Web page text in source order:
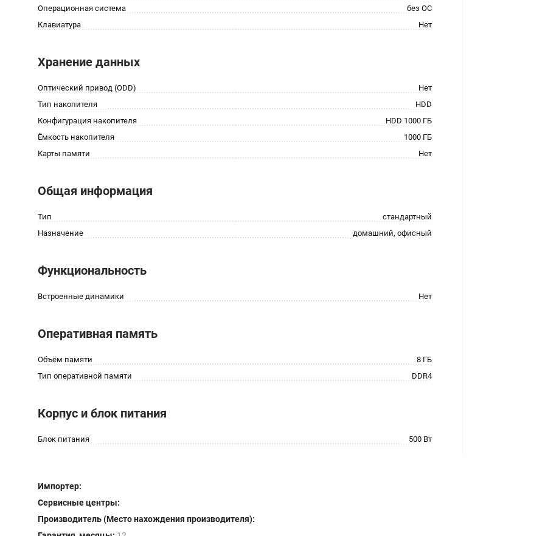
Операционная система
без ОС
Клавиатура
Нет
Хранение данных
Оптический привод (ODD)
Нет
Тип накопителя
HDD
Конфигурация накопителя
HDD 1000 ГБ
Ёмкость накопителя
1000 ГБ
Карты памяти
Нет
Общая информация
Тип
стандартный
Назначение
домашний, офисный
Функциональность
Встроенные динамики Нет
Оперативная память
Объём памяти
8 ГБ
Тип оперативной памяти
DDR4
Корпус и блок питания
Блок питания 500 Вт
Импортер:
Сервисные центры:
Производитель (Место нахождения производителя):